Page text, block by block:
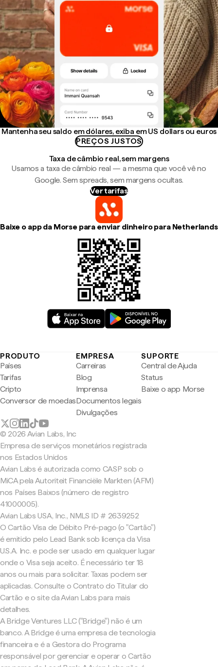
Mantenha seu saldo em dólares, exiba em US dollars ou euros
PREÇOS JUSTOS
Taxa de câmbio real, sem margens
Usamos a taxa de câmbio real — a mesma que você vê no
Google. Sem spreads, sem margens ocultas.
Ver tarifas
Baixe o app da Morse para enviar dinheiro para Netherlands
PRODUTO
Países
Tarifas
Cripto
Conversor de moedas
EMPRESA
Carreiras
Blog
Imprensa
Documentos legais
Divulgações
SUPORTE
Central de Ajuda
Status
Baixe o app Morse
© 2026 Avian Labs, Inc
Empresa de serviços monetários registrada
nos Estados Unidos
Avian Labs é autorizada como CASP sob o
MiCA pela Autoriteit Financiële Markten (AFM)
nos Países Baixos (número de registro
41000005).
Avian Labs USA, Inc., NMLS ID # 2639252
O Cartão Visa de Débito Pré-pago (o "Cartão")
é emitido pelo Lead Bank sob licença da Visa
U.S.A. Inc. e pode ser usado em qualquer lugar
onde o Visa seja aceito. É necessário ter 18
anos ou mais para solicitar. Taxas podem ser
aplicadas. Consulte o Contrato do Titular do
Cartão e o site da Avian Labs para mais
detalhes.
A Bridge Ventures LLC ("Bridge") não é um
banco. A Bridge é uma empresa de tecnologia
financeira e é a Gestora do Programa
responsável por gerenciar e operar o Cartão